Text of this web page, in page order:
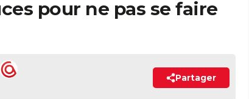
pour ne pas se faire
Partager